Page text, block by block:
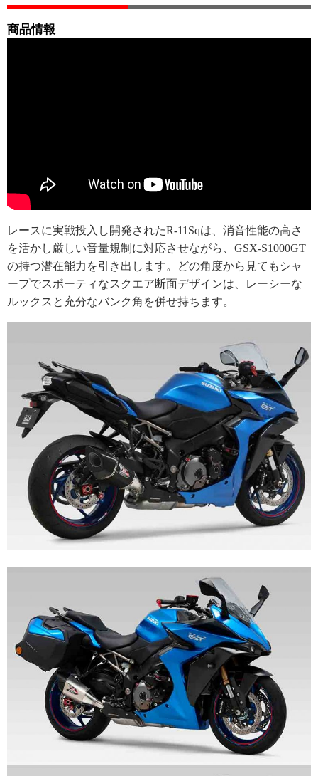
商品情報
レースに実戦投入し開発されたR-11Sqは、消音性能の高さ
を活かし厳しい音量規制に対応させながら、GSX-S1000GT
の持つ潜在能力を引き出します。どの角度から見てもシャ
ープでスポーティなスクエア断面デザインは、レーシーな
ルックスと充分なバンク角を併せ持ちます。